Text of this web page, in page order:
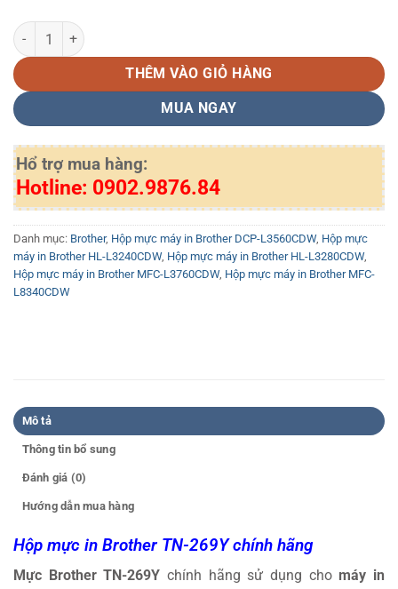
Mực in Brother TN-269Y Màu vàng Chính hãng số lượng
THÊM VÀO GIỎ HÀNG
MUA NGAY
Hổ trợ mua hàng:
Hotline: 0902.9876.84
Danh mục: Brother, Hộp mực máy in Brother DCP-L3560CDW, Hộp mực
máy in Brother HL-L3240CDW, Hộp mực máy in Brother HL-L3280CDW,
Hộp mực máy in Brother MFC-L3760CDW, Hộp mực máy in Brother MFC-
L8340CDW
Mô tả
Thông tin bổ sung
Đánh giá (0)
Hướng dẫn mua hàng
Hộp mực in Brother TN-269Y chính hãng
Mực Brother TN-269Y chính hãng sử dụng cho máy in